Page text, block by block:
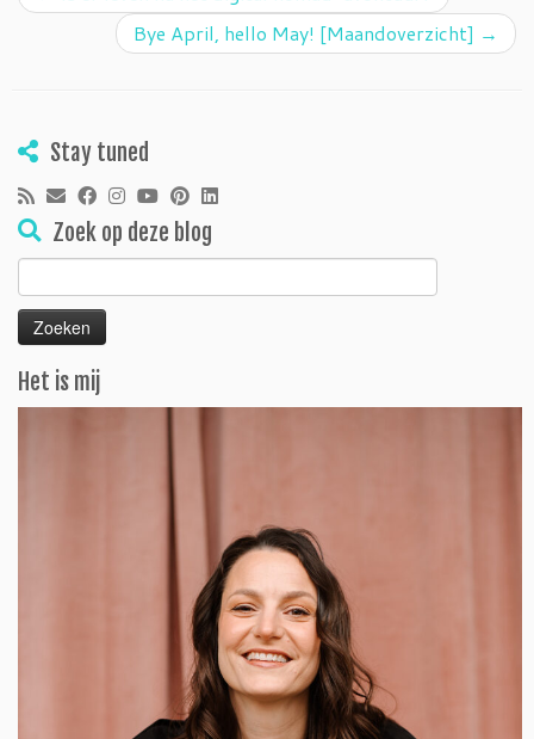
Bye April, hello May! [Maandoverzicht] →
Stay tuned
Zoek op deze blog
naar:
Het is mij